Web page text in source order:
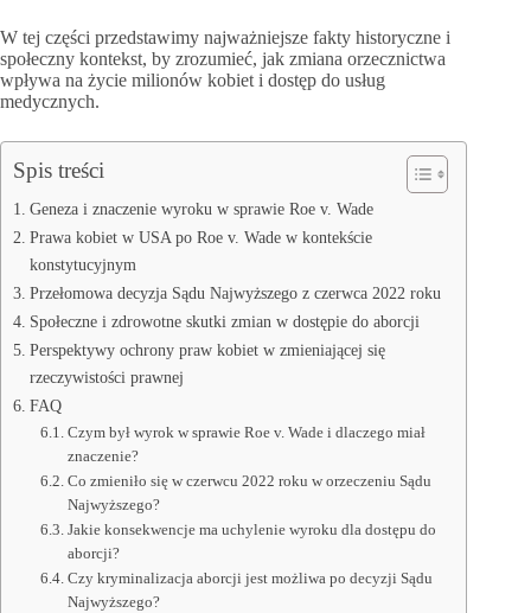
W tej części przedstawimy najważniejsze fakty historyczne i
społeczny kontekst, by zrozumieć, jak zmiana orzecznictwa
wpływa na życie milionów kobiet i dostęp do usług
medycznych.
Spis treści
Geneza i znaczenie wyroku w sprawie Roe v. Wade
Prawa kobiet w USA po Roe v. Wade w kontekście
konstytucyjnym
Przełomowa decyzja Sądu Najwyższego z czerwca 2022 roku
Społeczne i zdrowotne skutki zmian w dostępie do aborcji
Perspektywy ochrony praw kobiet w zmieniającej się
rzeczywistości prawnej
FAQ
Czym był wyrok w sprawie Roe v. Wade i dlaczego miał
znaczenie?
Co zmieniło się w czerwcu 2022 roku w orzeczeniu Sądu
Najwyższego?
Jakie konsekwencje ma uchylenie wyroku dla dostępu do
aborcji?
Czy kryminalizacja aborcji jest możliwa po decyzji Sądu
Najwyższego?